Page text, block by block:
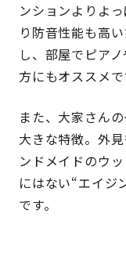
ンションよりよ
り防音性能も高
し、部屋でピア
方にもオススメで
また、大家さん
大きな特徴。外
ンドメイドのウ
にはない“エイジ
です。